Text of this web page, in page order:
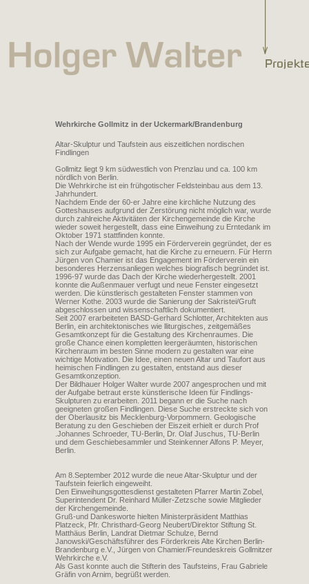
Wehrkirche Gollmitz in der Uckermark/Brandenburg
Altar-Skulptur und Taufstein aus eiszeitlichen nordischen
Findlingen
Gollmitz liegt 9 km südwestlich von Prenzlau und ca. 100 km
nördlich von Berlin.
Die Wehrkirche ist ein frühgotischer Feldsteinbau aus dem 13.
Jahrhundert.
Nachdem Ende der 60-er Jahre eine kirchliche Nutzung des
Gotteshauses aufgrund der Zerstörung nicht möglich war, wurde
durch zahlreiche Aktivitäten der Kirchengemeinde die Kirche
wieder soweit hergestellt, dass eine Einweihung zu Erntedank im
Oktober 1971 stattfinden konnte.
Nach der Wende wurde 1995 ein Förderverein gegründet, der es
sich zur Aufgabe gemacht, hat die Kirche zu erneuern. Für Herrn
Jürgen von Chamier ist das Engagement im Förderverein ein
besonderes Herzensanliegen welches biografisch begründet ist.
1996-97 wurde das Dach der Kirche wiederhergestellt. 2001
konnte die Außenmauer verfugt und neue Fenster eingesetzt
werden. Die künstlerisch gestalteten Fenster stammen von
Werner Kothe. 2003 wurde die Sanierung der Sakristei/Gruft
abgeschlossen und wissenschaftlich dokumentiert.
Seit 2007 erarbeiteten BASD-Gerhard Schlotter, Architekten aus
Berlin, ein architektonisches wie lliturgisches, zeitgemäßes
Gesamtkonzept für die Gestaltung des Kirchenraumes. Die
große Chance einen kompletten leergeräumten, historischen
Kirchenraum im besten Sinne modern zu gestalten war eine
wichtige Motivation. Die Idee, einen neuen Altar und Taufort aus
heimischen Findlingen zu gestalten, entstand aus dieser
Gesamtkonzeption.
Der Bildhauer Holger Walter wurde 2007 angesprochen und mit
der Aufgabe betraut erste künstlerische Ideen für Findlings-
Skulpturen zu erarbeiten. 2011 begann er die Suche nach
geeigneten großen Findlingen. Diese Suche erstreckte sich von
der Oberlausitz bis Mecklenburg-Vorpommern. Geologische
Beratung zu den Geschieben der Eiszeit erhielt er durch Prof
.Johannes Schroeder, TU-Berlin, Dr. Olaf Juschus, TU-Berlin
und dem Geschiebesammler und Steinkenner Alfons P. Meyer,
Berlin.
Am 8.September 2012 wurde die neue Altar-Skulptur und der
Taufstein feierlich eingeweiht.
Den Einweihungsgottesdienst gestalteten Pfarrer Martin Zobel,
Superintendent Dr. Reinhard Müller-Zetzsche sowie Mitglieder
der Kirchengemeinde.
Gruß-und Dankesworte hielten Ministerpräsident Matthias
Platzeck, Pfr. Christhard-Georg Neubert/Direktor Stiftung St.
Matthäus Berlin, Landrat Dietmar Schulze, Bernd
Janowski/Geschäftsführer des Förderkreis Alte Kirchen Berlin-
Brandenburg e.V., Jürgen von Chamier/Freundeskreis Gollmitzer
Wehrkirche e.V.
Als Gast konnte auch die Stifterin des Taufsteins, Frau Gabriele
Gräfin von Arnim, begrüßt werden.